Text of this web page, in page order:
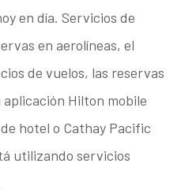
en día. Servicios de
en aerolíneas, el
de vuelos, las reservas
Hilton mobile
hotel o Cathay Pacific
utilizando servicios